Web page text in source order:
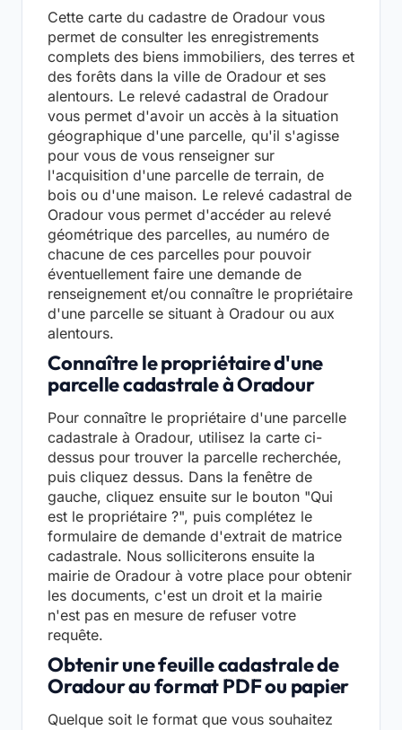
Cette carte du cadastre de Oradour vous
permet de consulter les enregistrements
complets des biens immobiliers, des terres et
des forêts dans la ville de Oradour et ses
alentours. Le relevé cadastral de Oradour
vous permet d'avoir un accès à la situation
géographique d'une parcelle, qu'il s'agisse
pour vous de vous renseigner sur
l'acquisition d'une parcelle de terrain, de
bois ou d'une maison. Le relevé cadastral de
Oradour vous permet d'accéder au relevé
géométrique des parcelles, au numéro de
chacune de ces parcelles pour pouvoir
éventuellement faire une demande de
renseignement et/ou connaître le propriétaire
d'une parcelle se situant à Oradour ou aux
alentours.
Connaître le propriétaire d'une
parcelle cadastrale à Oradour
Pour connaître le propriétaire d'une parcelle
cadastrale à Oradour, utilisez la carte ci-
dessus pour trouver la parcelle recherchée,
puis cliquez dessus. Dans la fenêtre de
gauche, cliquez ensuite sur le bouton "Qui
est le propriétaire ?", puis complétez le
formulaire de demande d'extrait de matrice
cadastrale. Nous solliciterons ensuite la
mairie de Oradour à votre place pour obtenir
les documents, c'est un droit et la mairie
n'est pas en mesure de refuser votre
requête.
Obtenir une feuille cadastrale de
Oradour au format PDF ou papier
Quelque soit le format que vous souhaitez